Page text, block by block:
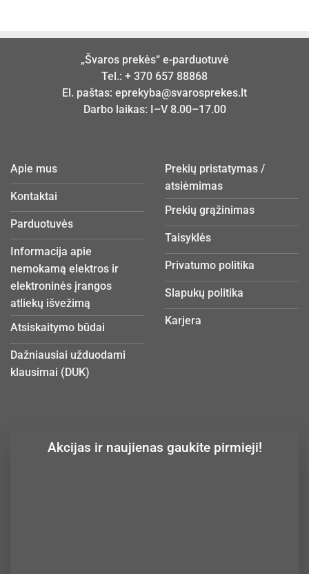
„Švaros prekės“ e-parduotuvė
Tel.: + 370 657 88868
El. paštas: eprekyba@svarosprekes.lt
Darbo laikas: I–V 8.00–17.00
Apie mus
Kontaktai
Parduotuvės
Informacija apie
nemokamą elektros ir
elektroninės įrangos
atliekų išvežimą
Atsiskaitymo būdai
Dažniausiai užduodami
klausimai (DUK)
Prekių pristatymas /
atsiėmimas
Prekių grąžinimas
Taisyklės
Privatumo politika
Slapukų politika
Karjera
Akcijas ir naujienas gaukite pirmieji!